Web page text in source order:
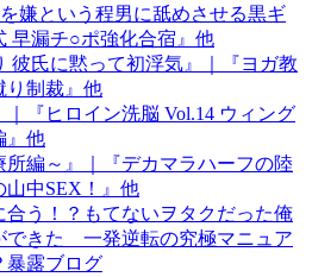
嫌という程男に舐めさせる黒ギ
早漏チ○ポ強化合宿』他
彼氏に黙って初浮気』｜『ヨガ教
り制裁』他
｜『ヒロイン洗脳 Vol.14 ウィング
』他
所編～』｜『デカマラハーフの陸
山中SEX！』他
合う！？もてないヲタクだった俺
できた 一発逆転の究極マニュア
暴露ブログ